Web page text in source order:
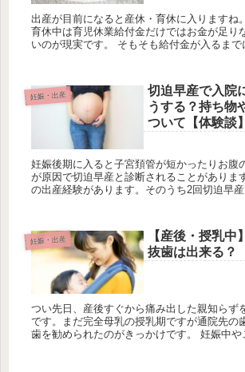
出産が目前になると産休・育休に入りますね
育休中は育児休業給付金だけではお金が足り
いのが現実です。 そもそも給付金が入るま
妊娠・出産
切迫早産で入院
うする？持ち物
ついて【体験談】
妊娠後期に入ると子宮頚管が短かったりお腹
が原因で切迫早産と診断されることがありま
の出産経験があります。そのうち2回切迫早産
妊娠・出産
【産後・授乳中
抜歯は出来る？
つい先日、産後すぐから痛み出した親知らず
です。まだ完全母乳の授乳期ですが通院先の
歯を勧められたのがきっかけです。 妊娠中や